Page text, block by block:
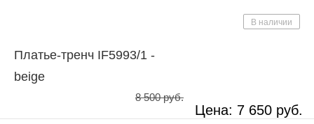
В наличии
Платье-тренч IF5993/1 -
beige
Цена: 7 650 руб.
8 500 руб.